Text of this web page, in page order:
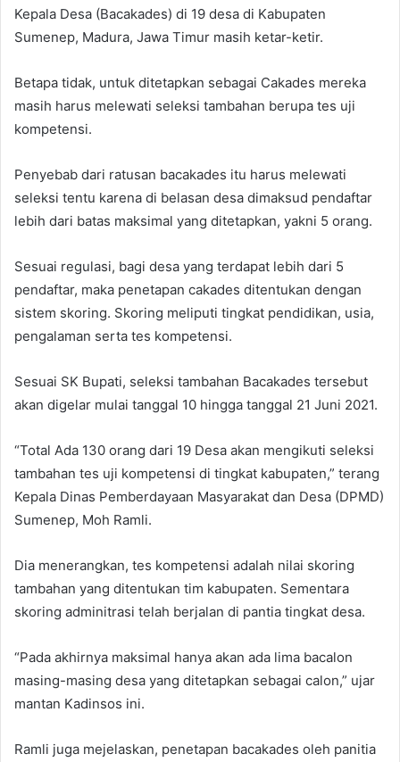
Kepala Desa (Bacakades) di 19 desa di Kabupaten
Sumenep, Madura, Jawa Timur masih ketar-ketir.
Betapa tidak, untuk ditetapkan sebagai Cakades mereka
masih harus melewati seleksi tambahan berupa tes uji
kompetensi.
Penyebab dari ratusan bacakades itu harus melewati
seleksi tentu karena di belasan desa dimaksud pendaftar
lebih dari batas maksimal yang ditetapkan, yakni 5 orang.
Sesuai regulasi, bagi desa yang terdapat lebih dari 5
pendaftar, maka penetapan cakades ditentukan dengan
sistem skoring. Skoring meliputi tingkat pendidikan, usia,
pengalaman serta tes kompetensi.
Sesuai SK Bupati, seleksi tambahan Bacakades tersebut
akan digelar mulai tanggal 10 hingga tanggal 21 Juni 2021.
“Total Ada 130 orang dari 19 Desa akan mengikuti seleksi
tambahan tes uji kompetensi di tingkat kabupaten,” terang
Kepala Dinas Pemberdayaan Masyarakat dan Desa (DPMD)
Sumenep, Moh Ramli.
Dia menerangkan, tes kompetensi adalah nilai skoring
tambahan yang ditentukan tim kabupaten. Sementara
skoring adminitrasi telah berjalan di pantia tingkat desa.
“Pada akhirnya maksimal hanya akan ada lima bacalon
masing-masing desa yang ditetapkan sebagai calon,” ujar
mantan Kadinsos ini.
Ramli juga mejelaskan, penetapan bacakades oleh panitia